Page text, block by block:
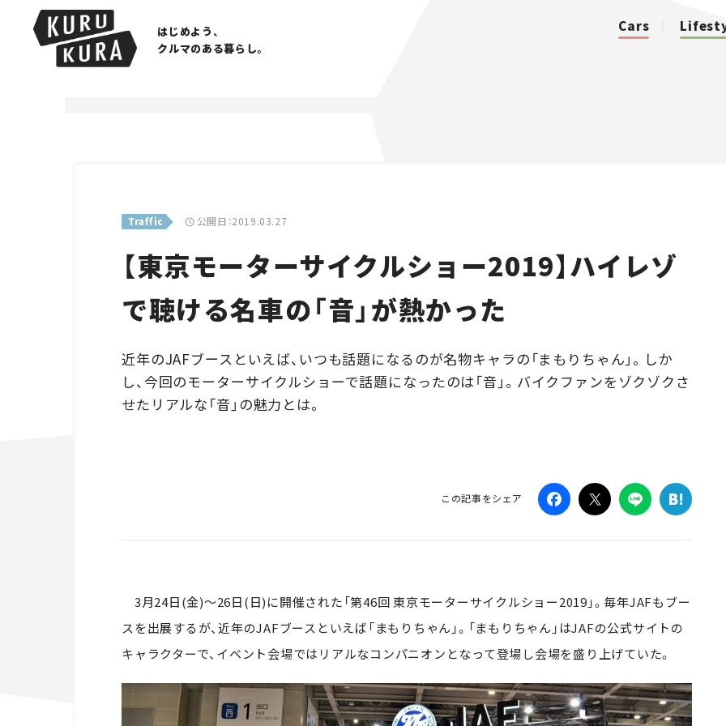
はじめよう、
クルマのある暮らし。
Cars
Traffic 公開日：2019.03.27
【東京モーターサイクルショー2019】ハイレゾ
で聴ける名車の「音」が熱かった
近年のJAFブースといえば、いつも話題になるのが名物キャラの「まもりちゃん」。しか
し、今回のモーターサイクルショーで話題になったのは「音」。バイクファンをゾクゾクさ
せたリアルな「音」の魅力とは。
この記事をシェア
3月24日(金)～26日(日)に開催された「第46回 東京モーターサイクルショー2019」。毎年JAFもブー
スを出展するが、近年のJAFブースといえば「まもりちゃん」。「まもりちゃん」はJAFの公式サイトの
キャラクターで、イベント会場ではリアルなコンパニオンとなって登場し会場を盛り上げていた。
Traffic
Series